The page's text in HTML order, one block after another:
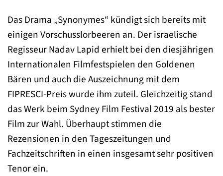
Das Drama „Synonymes“ kündigt sich bereits mit
einigen Vorschusslorbeeren an. Der israelische
Regisseur Nadav Lapid erhielt bei den diesjährigen
Internationalen Filmfestspielen den Goldenen
Bären und auch die Auszeichnung mit dem
FIPRESCI-Preis wurde ihm zuteil. Gleichzeitig stand
das Werk beim Sydney Film Festival 2019 als bester
Film zur Wahl. Überhaupt stimmen die
Rezensionen in den Tageszeitungen und
Fachzeitschriften in einen insgesamt sehr positiven
Tenor ein.